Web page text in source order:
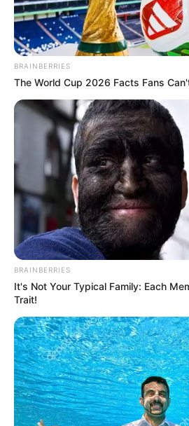
BRAINBERRIES
The World Cup 2026 Facts Fans
BRAINBERRIES
It's Not Your Typical Family: Each
Trait!